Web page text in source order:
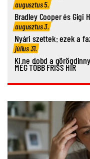
augusztus 5.
Bradley Cooper és Gigi
augusztus 3.
Nyári szettek: ezek a
július 31.
Ki ne dobd a
MÉG TÖBB FRISS HÍR